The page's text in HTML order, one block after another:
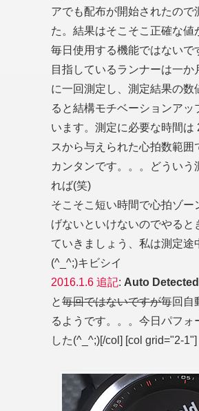
アでも配布が開始されたので
た。結果はそこそこ正確な値
毎日使用する機能ではないで
目指しているランナーは一か
に一回測定し、測定結果の数
ると結構モチベーションアッ
います。測定に必要な時間は
スから与えられた心拍数範囲
カンタンです。。。どういう
れば(笑)
そこそこ短い時間で心拍ゾー
げないといけないのでやると
ていきましょう、私は測定途
(^_^;)キビシイ
2016.1.6 追記: Auto Detected
と毎回ではないですが毎回自
るようです。。。今日パフォ
した(^_^;)[/col] [col grid="2-1"]